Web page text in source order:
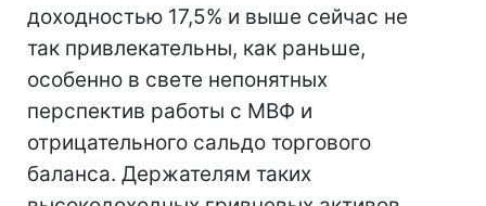
доходностью 17,5% и выше сейчас не
так привлекательны, как раньше,
особенно в свете непонятных
перспектив работы с МВФ и
отрицательного сальдо торгового
баланса. Держателям таких